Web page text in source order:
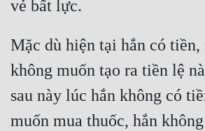
Mặc dù hiện tại hắn có tiền,
không muốn tạo ra tiền lệ
sau này lúc hắn không có
muốn mua thuốc, hắn